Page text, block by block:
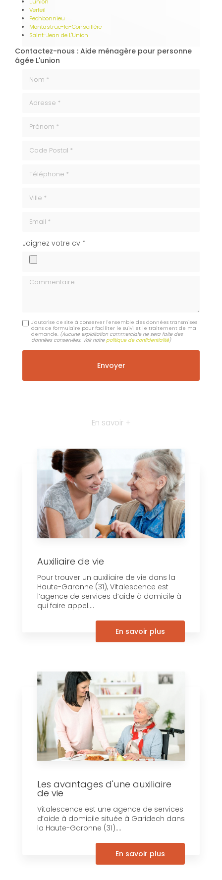
Verfeil
Pechbonnieu
Montastruc-la-Conseillère
Saint-Jean de L'Union
Contactez-nous : Aide ménagère pour personne
âgée L'union
cv
Joignez votre cv *
Commentaire
J'autorise ce site à conserver l'ensemble des données transmises
dans ce formulaire pour faciliter le suivi et le traitement de ma
demande. (Aucune exploitation commerciale ne sera faite des
données conservées. Voir notrepolitique de confidentialité)
En savoir +
Auxiliaire de vie
Pour trouver un auxiliaire de vie dans la
Haute-Garonne (31), Vitalescence est
l’agence de services d’aide à domicile à
qui faire appel....
En savoir plus
Les avantages d'une auxiliaire
de vie
Vitalescence est une agence de services
d’aide à domicile située à Garidech dans
la Haute-Garonne (31)....
En savoir plus